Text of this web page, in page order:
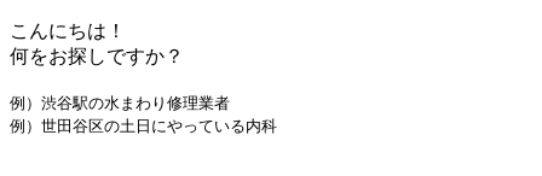
こんにちは！
何をお探しですか？
例）渋谷駅の水まわり修理業者
例）世田谷区の土日にやっている内科